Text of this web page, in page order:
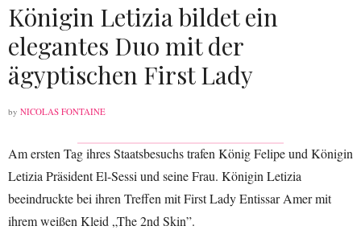
Königin Letizia bildet ein
elegantes Duo mit der
ägyptischen First Lady
by NICOLAS FONTAINE
Am ersten Tag ihres Staatsbesuchs trafen König Felipe und Königin
Letizia Präsident El-Sessi und seine Frau. Königin Letizia
beeindruckte bei ihren Treffen mit First Lady Entissar Amer mit
ihrem weißen Kleid „The 2nd Skin”.